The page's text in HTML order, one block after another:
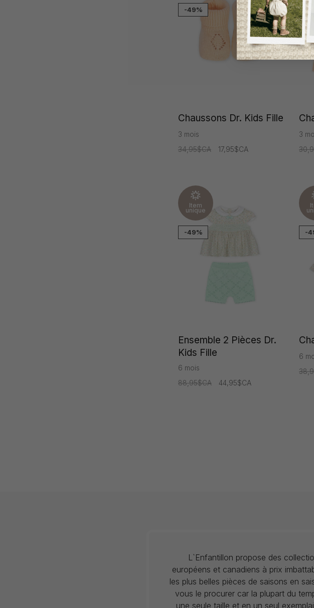
-49%
Chaussons Dr. Kids Fille
3 mois
34,95$CA
17,95$CA
-
3
Item
unique
-49%
Ensemble 2 Pièces Dr.
Kids Fille
6 mois
88,95$CA
44,95$CA
-
6
L`Enfantillon propose des
européens et canadiens à prix
les plus belles pièces de saisons en
vous le procurer car la plupart du
une seule taille et en un seul